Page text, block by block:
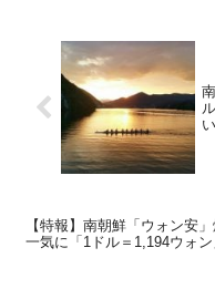
い
【特報】南朝鮮「ウォン安
一気に「1ドル＝1,194ウォン